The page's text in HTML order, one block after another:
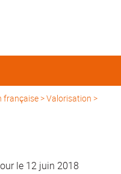
française> Valorisation >
le 12 juin 2018